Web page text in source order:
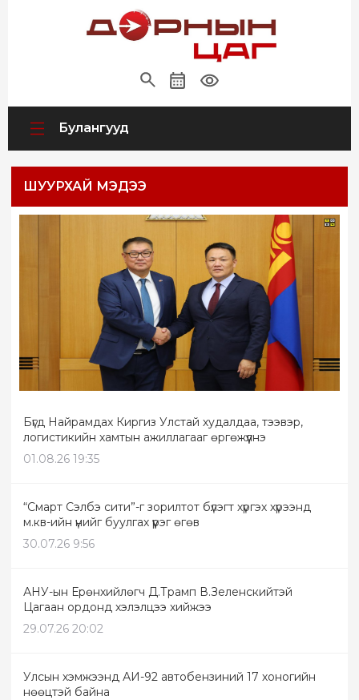
Булангууд
ШУУРХАЙ МЭДЭЭ
Бүгд Найрамдах Киргиз Улстай худалдаа, тээвэр,
логистикийн хамтын ажиллагааг өргөжүүлнэ
01.08.26 19:35
“Смарт Сэлбэ сити”-г зорилтот бүлэгт хүргэх хүрээнд
м.кв-ийн үнийг буулгах үүрэг өгөв
30.07.26 9:56
АНУ-ын Ерөнхийлөгч Д.Трамп В.Зеленскийтэй
Цагаан ордонд хэлэлцээ хийжээ
29.07.26 20:02
Улсын хэмжээнд АИ-92 автобензиний 17 хоногийн
нөөцтэй байна